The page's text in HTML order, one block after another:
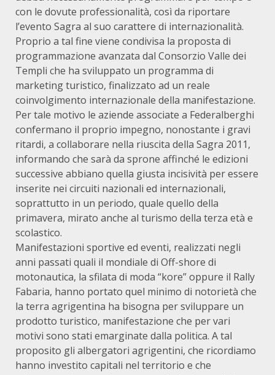
con le dovute professionalità, così da riportare
l’evento Sagra al suo carattere di internazionalità.
Proprio a tal fine viene condivisa la proposta di
programmazione avanzata dal Consorzio Valle dei
Templi che ha sviluppato un programma di
marketing turistico, finalizzato ad un reale
coinvolgimento internazionale della manifestazione.
Per tale motivo le aziende associate a Federalberghi
confermano il proprio impegno, nonostante i gravi
ritardi, a collaborare nella riuscita della Sagra 2011,
informando che sarà da sprone affinché le edizioni
successive abbiano quella giusta incisività per essere
inserite nei circuiti nazionali ed internazionali,
soprattutto in un periodo, quale quello della
primavera, mirato anche al turismo della terza età e
scolastico.
Manifestazioni sportive ed eventi, realizzati negli
anni passati quali il mondiale di Off-shore di
motonautica, la sfilata di moda “kore” oppure il Rally
Fabaria, hanno portato quel minimo di notorietà che
la terra agrigentina ha bisogna per sviluppare un
prodotto turistico, manifestazione che per vari
motivi sono stati emarginate dalla politica. A tal
proposito gli albergatori agrigentini, che ricordiamo
hanno investito capitali nel territorio e che